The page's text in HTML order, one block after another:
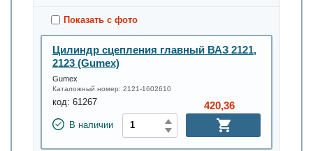
Показать с фото
Цилиндр сцепления главный ВАЗ 2121,
2123 (Gumex)
Gumex
Каталожный номер: 2121-1602610
код: 61267
В наличии
420,36